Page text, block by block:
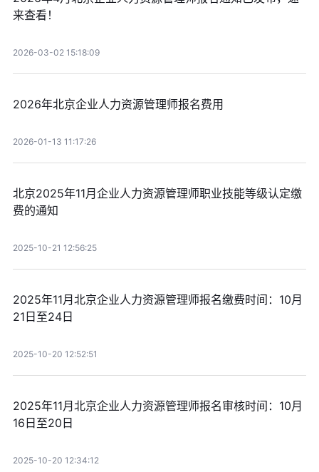
来查看！
2026-03-02 15:18:09
2026年北京企业人力资源管理师报名费用
2026-01-13 11:17:26
北京2025年11月企业人力资源管理师职业技能等级认定缴
费的通知
2025-10-21 12:56:25
2025年11月北京企业人力资源管理师报名缴费时间：10月
21日至24日
2025-10-20 12:52:51
2025年11月北京企业人力资源管理师报名审核时间：10月
16日至20日
2025-10-20 12:34:12